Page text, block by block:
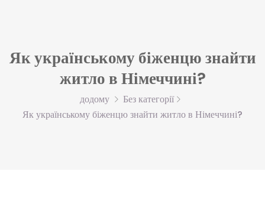
Як українському біженцю знайти
житло в Німеччині?
додому
Без категорії
Як українському біженцю знайти житло в Німеччині?